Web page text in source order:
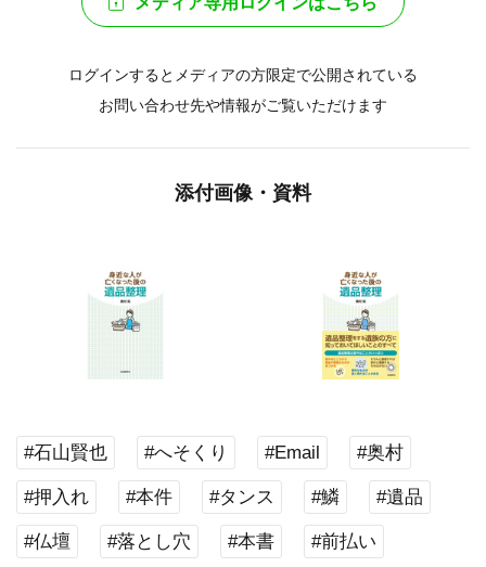
ログインするとメディアの方限定で公開されている
お問い合わせ先や情報がご覧いただけます
添付画像・資料
#石山賢也 #へそくり #Email #奥村
#押入れ #本件 #タンス #鱗 #遺品
#仏壇 #落とし穴 #本書 #前払い